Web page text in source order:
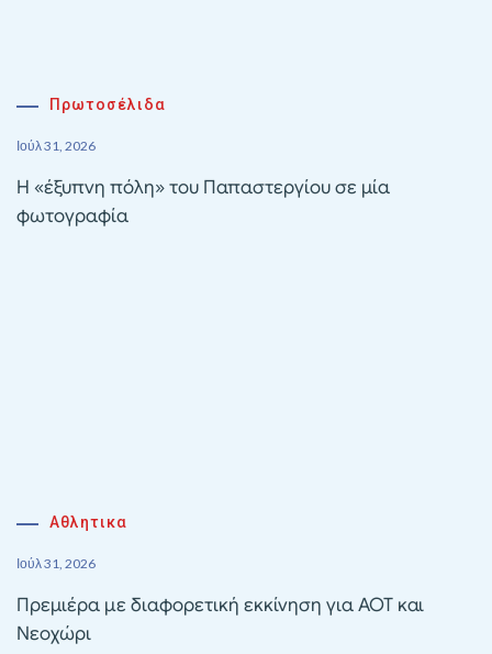
Πρωτοσέλιδα
Ιούλ 31, 2026
Η «έξυπνη πόλη» του Παπαστεργίου σε μία
φωτογραφία
Αθλητικα
Ιούλ 31, 2026
Πρεμιέρα με διαφορετική εκκίνηση για ΑΟΤ και
Νεοχώρι